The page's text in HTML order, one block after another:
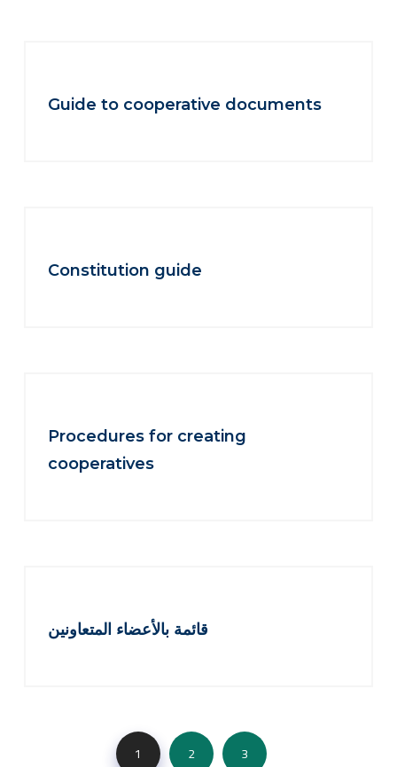
Guide to cooperative documents
Constitution guide
Procedures for creating
cooperatives
قائمة بالأعضاء المتعاونين
1 2 3